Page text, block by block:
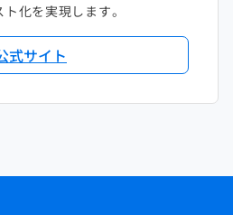
化を実現します。
式サイト